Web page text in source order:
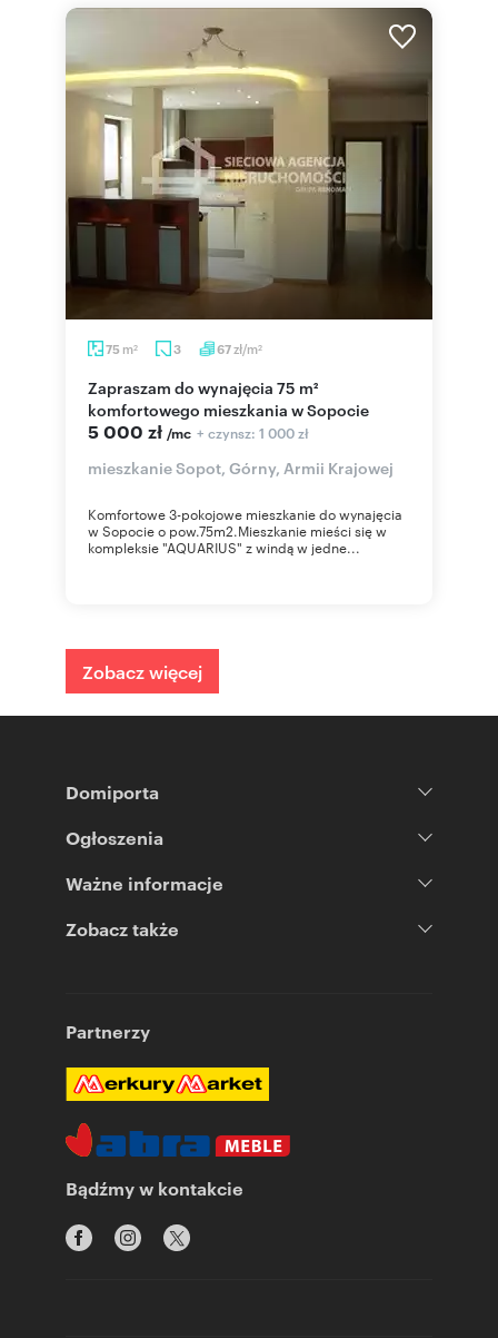
75 m2 3 67zł/m2
Zapraszam do wynajęcia 75 m²
komfortowego mieszkania w Sopocie
5 000 zł /mc + czynsz: 1 000 zł
mieszkanie Sopot, Górny, Armii Krajowej
Komfortowe 3-pokojowe mieszkanie do wynajęcia
w Sopocie o pow.75m2.Mieszkanie mieści się w
kompleksie "AQUARIUS" z windą w jedne...
Zobacz więcej
Domiporta
Ogłoszenia
Ważne informacje
Zobacz także
Partnerzy
Bądźmy w kontakcie